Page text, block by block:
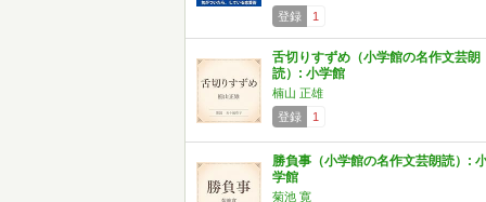
登録
1
舌切りすずめ（小学館の名作文芸朗
読）: 小学館
楠山 正雄
登録
1
勝負事（小学館の名作文芸朗読）:
学館
菊池 寛